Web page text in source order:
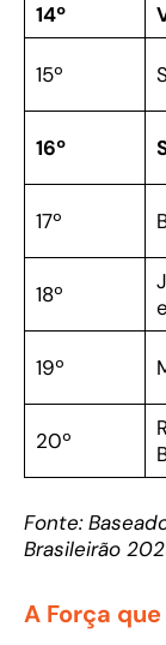
14º
15º
16º
17º
18º
e
19º
20º
Fonte:
Brasileirão
A Força